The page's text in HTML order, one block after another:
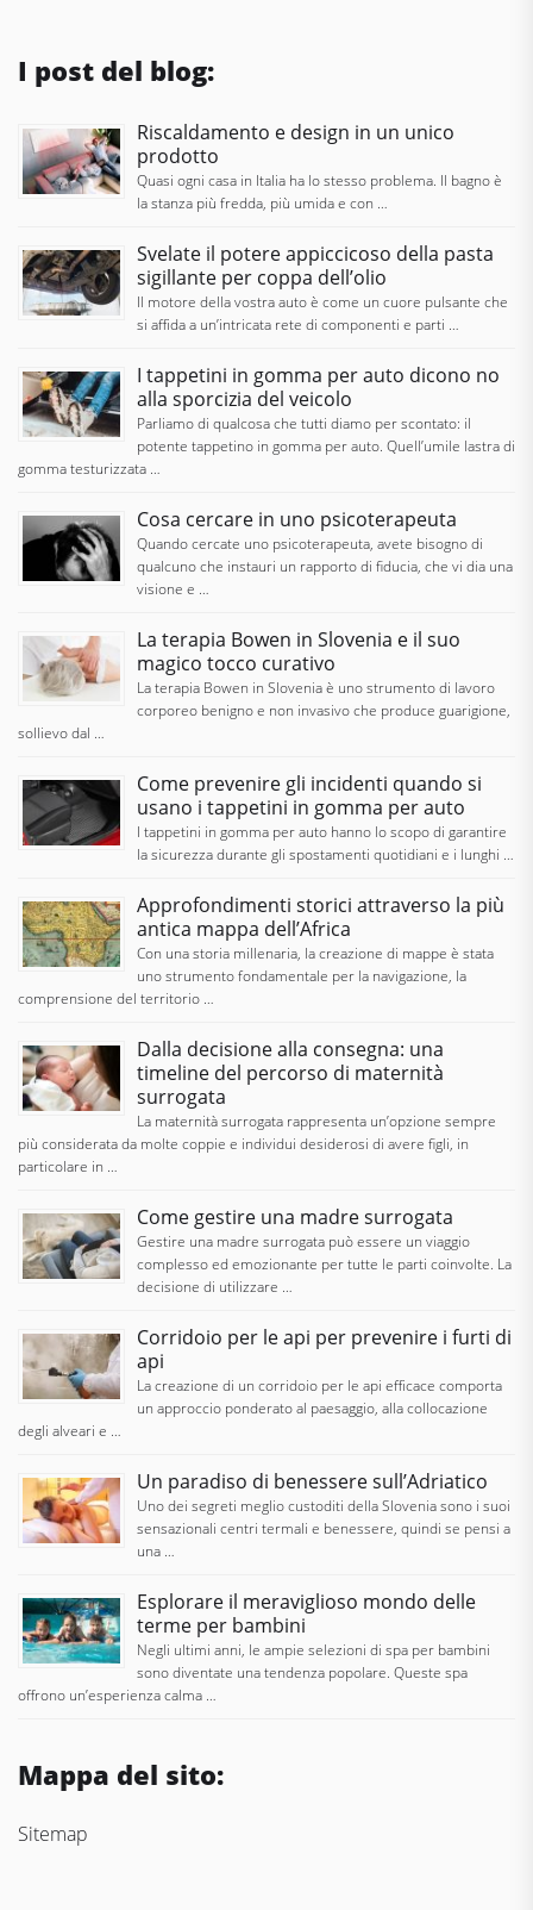
I post del blog:
Riscaldamento e design in un unico
prodotto
Quasi ogni casa in Italia ha lo stesso problema. Il bagno è
la stanza più fredda, più umida e con …
Svelate il potere appiccicoso della pasta
sigillante per coppa dell’olio
Il motore della vostra auto è come un cuore pulsante che
si affida a un’intricata rete di componenti e parti …
I tappetini in gomma per auto dicono no
alla sporcizia del veicolo
Parliamo di qualcosa che tutti diamo per scontato: il
potente tappetino in gomma per auto. Quell’umile lastra di
gomma testurizzata …
Cosa cercare in uno psicoterapeuta
Quando cercate uno psicoterapeuta, avete bisogno di
qualcuno che instauri un rapporto di fiducia, che vi dia una
visione e …
La terapia Bowen in Slovenia e il suo
magico tocco curativo
La terapia Bowen in Slovenia è uno strumento di lavoro
corporeo benigno e non invasivo che produce guarigione,
sollievo dal …
Come prevenire gli incidenti quando si
usano i tappetini in gomma per auto
I tappetini in gomma per auto hanno lo scopo di garantire
la sicurezza durante gli spostamenti quotidiani e i lunghi …
Approfondimenti storici attraverso la più
antica mappa dell’Africa
Con una storia millenaria, la creazione di mappe è stata
uno strumento fondamentale per la navigazione, la
comprensione del territorio …
Dalla decisione alla consegna: una
timeline del percorso di maternità
surrogata
La maternità surrogata rappresenta un’opzione sempre
più considerata da molte coppie e individui desiderosi di avere figli, in
particolare in …
Come gestire una madre surrogata
Gestire una madre surrogata può essere un viaggio
complesso ed emozionante per tutte le parti coinvolte. La
decisione di utilizzare …
Corridoio per le api per prevenire i furti di
api
La creazione di un corridoio per le api efficace comporta
un approccio ponderato al paesaggio, alla collocazione
degli alveari e …
Un paradiso di benessere sull’Adriatico
Uno dei segreti meglio custoditi della Slovenia sono i suoi
sensazionali centri termali e benessere, quindi se pensi a
una …
Esplorare il meraviglioso mondo delle
terme per bambini
Negli ultimi anni, le ampie selezioni di spa per bambini
sono diventate una tendenza popolare. Queste spa
offrono un’esperienza calma …
Mappa del sito:
Sitemap